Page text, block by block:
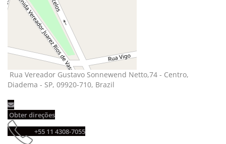
Rua Vereador Gustavo Sonnewend Netto,74 - Centro,
Diadema - SP, 09920-710, Brazil
Obter direções
+55 11 4308-7055